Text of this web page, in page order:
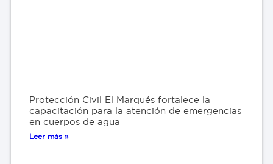
Protección Civil El Marqués fortalece la
capacitación para la atención de emergencias
en cuerpos de agua
Leer más »